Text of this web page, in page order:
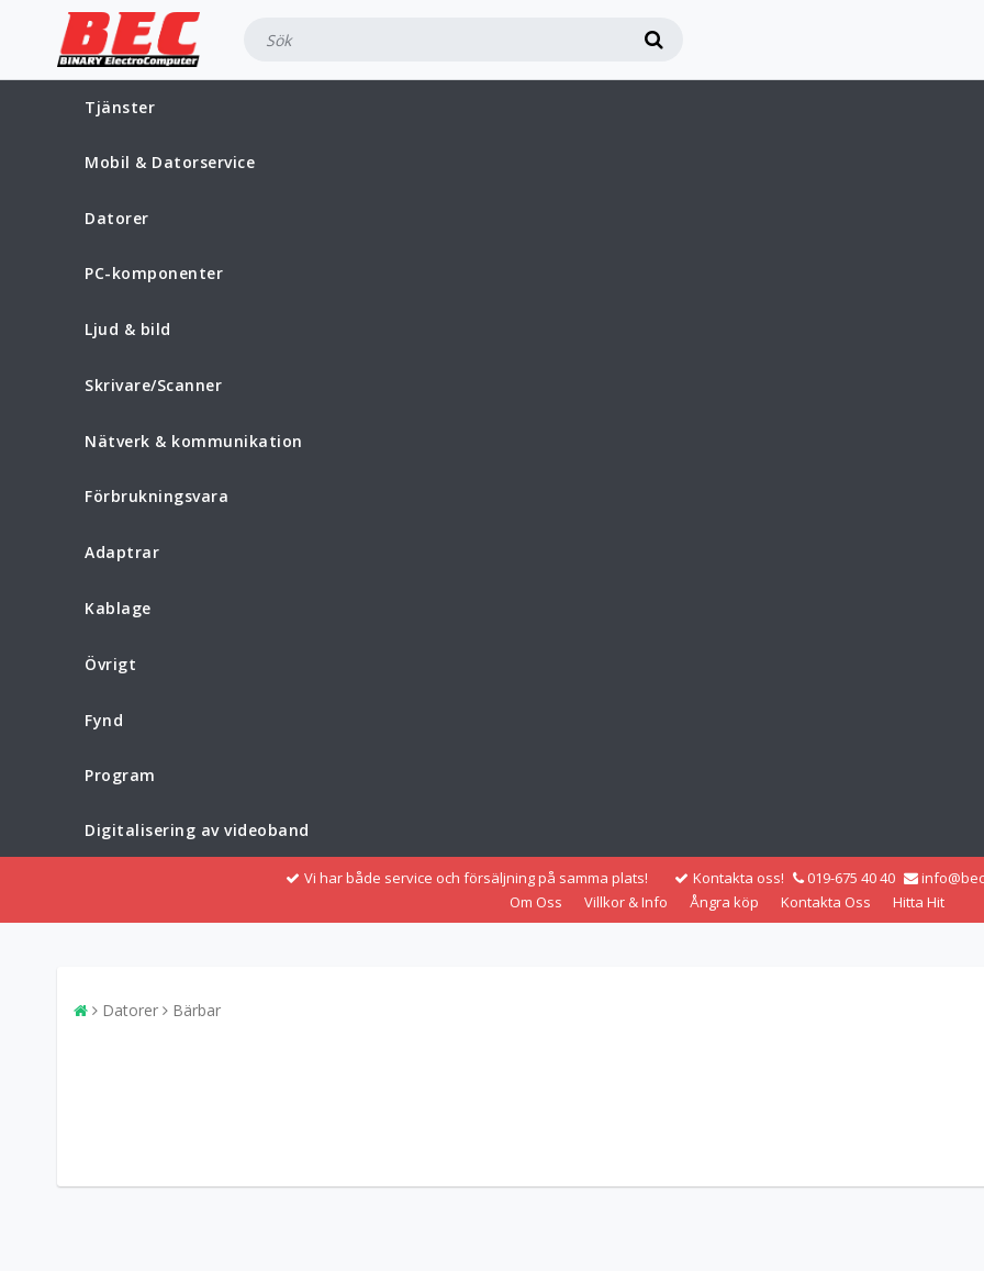
Tjänster
Mobil & Datorservice
Datorer
PC-komponenter
Ljud & bild
Skrivare/Scanner
Nätverk & kommunikation
Förbrukningsvara
Adaptrar
Kablage
Övrigt
Fynd
Program
Digitalisering av videoband
Vi har både service och försäljning på samma plats! Kontakta oss! 019-675 40 40
Om Oss
Villkor & Info Ångra köp Kontakta Oss Hitta Hit
Datorer Bärbar